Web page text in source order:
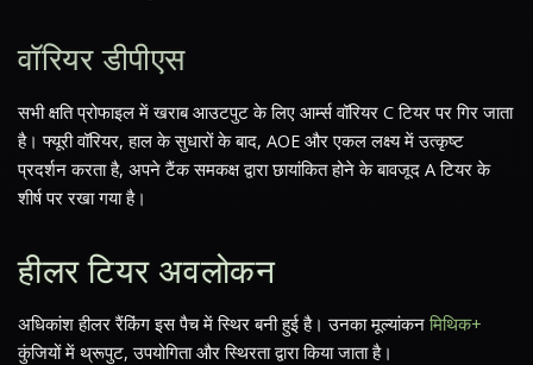
वॉरियर डीपीएस
सभी क्षति प्रोफाइल में खराब आउटपुट के लिए आर्म्स वॉरियर C टियर पर गिर जाता
है। फ्यूरी वॉरियर, हाल के सुधारों के बाद, AOE और एकल लक्ष्य में उत्कृष्ट
प्रदर्शन करता है, अपने टैंक समकक्ष द्वारा छायांकित होने के बावजूद A टियर के
शीर्ष पर रखा गया है।
हीलर टियर अवलोकन
अधिकांश हीलर रैंकिंग इस पैच में स्थिर बनी हुई है। उनका मूल्यांकनमिथिक+
कुंजियों में थ्रूपुट, उपयोगिता और स्थिरता द्वारा किया जाता है।